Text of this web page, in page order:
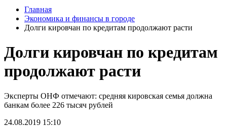
Главная
Экономика и финансы в городе
Долги кировчан по кредитам продолжают расти
Долги кировчан по кредитам
продолжают расти
Эксперты ОНФ отмечают: средняя кировская семья должна
банкам более 226 тысяч рублей
24.08.2019 15:10